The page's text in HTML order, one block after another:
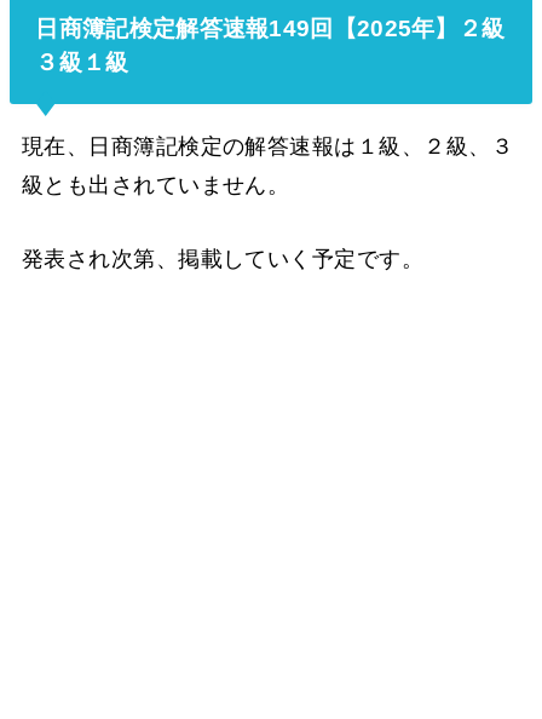
日商簿記検定解答速報149回【2025年】２級
３級１級
現在、日商簿記検定の解答速報は１級、２級、３
級とも出されていません。
発表され次第、掲載していく予定です。